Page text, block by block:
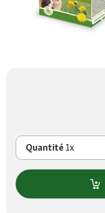
Quantité1x